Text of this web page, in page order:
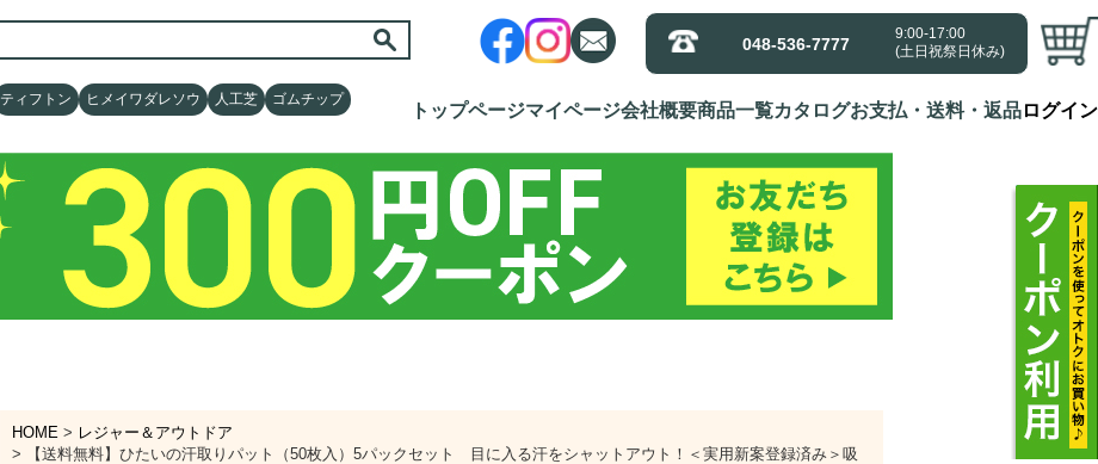
ティフトン ヒメイワダレソウ 人工芝 ゴムチップ
048-536-7777
9:00-17:00
(土日祝祭日休み)
トップページマイページ会社概要商品一覧カタログお支払・送料・返品ログイン
ティフトン ヒメイワダレソウ 人工芝 ゴムチップ
048-536-7777
9:00-17:00
(土日祝祭日休み)
トップページマイページ会社概要商品一覧カタログお支払・送料・返品ログイン
HOME
レジャー＆アウトドア
【送料無料】ひたいの汗取りパット（50枚入）5パックセット 目に入る汗をシャットアウト！＜実用新案登録済み＞吸